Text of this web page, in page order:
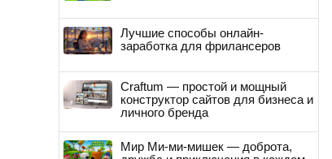
Лучшие способы онлайн-
заработка для фрилансеров
Craftum — простой и мощный
конструктор сайтов для бизнеса и
личного бренда
Мир Ми-ми-мишек — доброта,